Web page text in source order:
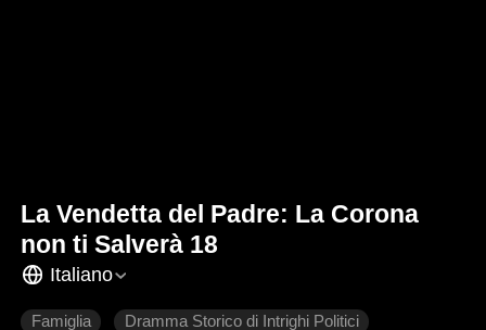
La Vendetta del Padre: La Corona
non ti Salverà 18
Italiano
Famiglia Dramma Storico di Intrighi Politici